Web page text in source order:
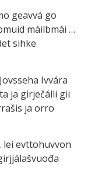
geavvá go
máilbmái …
sihke
Ivvára
ja girječálli gii
ja orro
lei evttohuvvon